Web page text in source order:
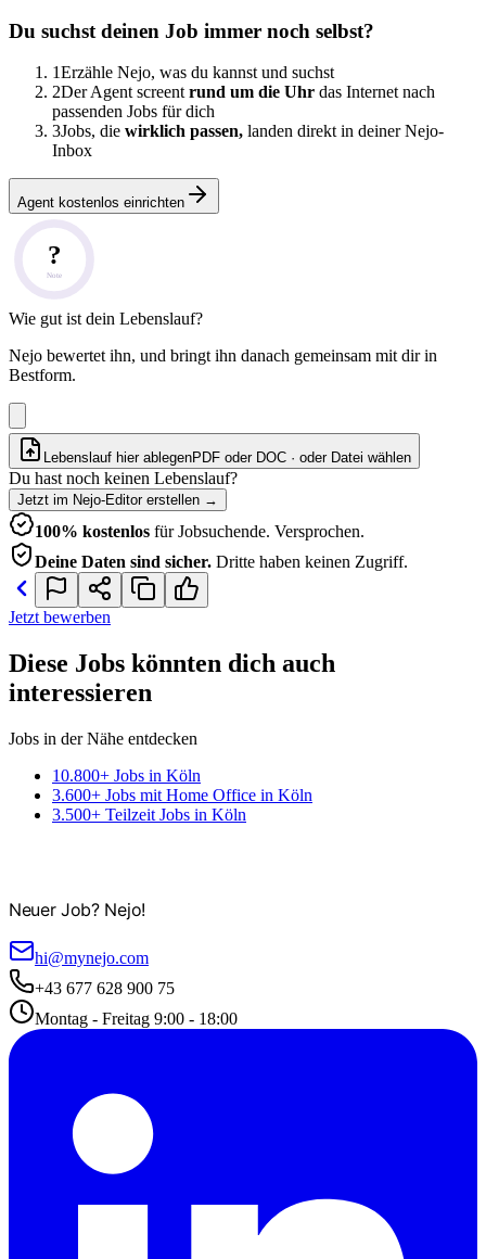
Du suchst deinen Job immer noch selbst?
1Erzähle Nejo, was du kannst und suchst
2Der Agent screent rund um die Uhr das Internet nach
passenden Jobs für dich
3Jobs, die wirklich passen, landen direkt in deiner Nejo-
Inbox
Agent kostenlos einrichten
?
Note
Wie gut ist dein Lebenslauf?
Nejo bewertet ihn, und bringt ihn danach gemeinsam mit dir in
Bestform.
Lebenslauf hier ablegenPDF oder DOC · oder Datei wählen
Du hast noch keinen Lebenslauf?
Jetzt im Nejo-Editor erstellen →
100% kostenlos für Jobsuchende. Versprochen.
Deine Daten sind sicher. Dritte haben keinen Zugriff.
Jetzt bewerben
Diese Jobs könnten dich auch
interessieren
Jobs in der Nähe entdecken
10.800+ Jobs in Köln
3.600+ Jobs mit Home Office in Köln
3.500+ Teilzeit Jobs in Köln
Neuer Job? Nejo!
hi@mynejo.com
+43 677 628 900 75
Montag - Freitag 9:00 - 18:00